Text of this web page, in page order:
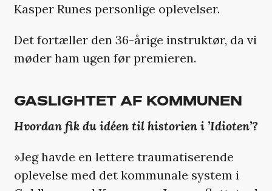
Kasper Runes personlige oplevelser.
Det fortæller den 36-årige instruktør, da vi
møder ham ugen før premieren.
GASLIGHTET AF KOMMUNEN
Hvordan fik du idéen til historien i ’Idioten’?
»Jeg havde en lettere traumatiserende
oplevelse med det kommunale system i